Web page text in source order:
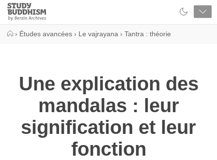
Close
Study
Buddhism
Home
› Études avancées › Le vajrayana › Tantra : théorie
Une explication des
mandalas : leur
signification et leur
fonction